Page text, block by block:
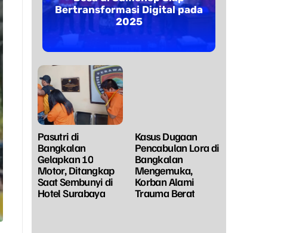
Pasutri di
Bangkalan
Gelapkan 10
Motor, Ditangkap
Saat Sembunyi di
Hotel Surabaya
Kasus Dugaan
Pencabulan Lora di
Bangkalan
Mengemuka,
Korban Alami
Trauma Berat
Bertransformasi Digital pada
2025